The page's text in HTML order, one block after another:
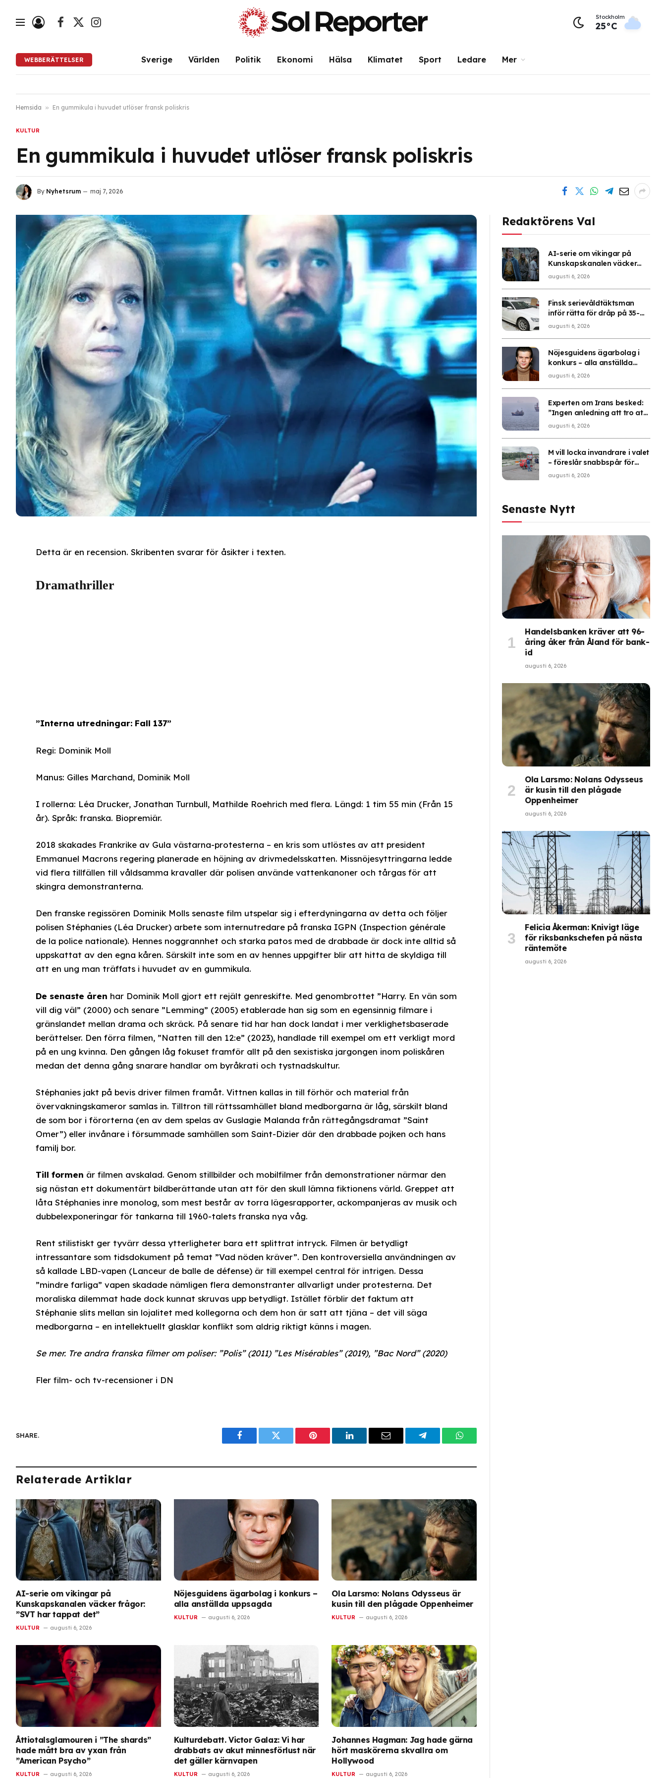
Facebook
X
Instagram
Stockholm
25°C
WEBBERÄTTELSER Sverige Världen Politik Ekonomi Hälsa Klimatet Sport Ledare Mer
Hemsida » En gummikula i huvudet utlöser fransk poliskris
KULTUR
En gummikula i huvudet utlöser fransk poliskris
By Nyhetsrum maj 7, 2026
Detta är en recension. Skribenten svarar för åsikter i texten.
Dramathriller
”Interna utredningar: Fall 137”
Regi: Dominik Moll
Manus: Gilles Marchand, Dominik Moll
I rollerna: Léa Drucker, Jonathan Turnbull, Mathilde Roehrich med flera. Längd: 1 tim 55 min (Från 15
år). Språk: franska. Biopremiär.
2018 skakades Frankrike av Gula västarna-protesterna – en kris som utlöstes av att president
Emmanuel Macrons regering planerade en höjning av drivmedelsskatten. Missnöjesyttringarna ledde
vid flera tillfällen till våldsamma kravaller där polisen använde vattenkanoner och tårgas för att
skingra demonstranterna.
Den franske regissören Dominik Molls senaste film utspelar sig i efterdyningarna av detta och följer
polisen Stéphanies (Léa Drucker) arbete som internutredare på franska IGPN (Inspection générale
de la police nationale). Hennes noggrannhet och starka patos med de drabbade är dock inte alltid så
uppskattat av den egna kåren. Särskilt inte som en av hennes uppgifter blir att hitta de skyldiga till
att en ung man träffats i huvudet av en gummikula.
De senaste åren har Dominik Moll gjort ett rejält genreskifte. Med genombrottet ”Harry. En vän som
vill dig väl” (2000) och senare ”Lemming” (2005) etablerade han sig som en egensinnig filmare i
gränslandet mellan drama och skräck. På senare tid har han dock landat i mer verklighetsbaserade
berättelser. Den förra filmen, ”Natten till den 12:e” (2023), handlade till exempel om ett verkligt mord
på en ung kvinna. Den gången låg fokuset framför allt på den sexistiska jargongen inom poliskåren
medan det denna gång snarare handlar om byråkrati och tystnadskultur.
Stéphanies jakt på bevis driver filmen framåt. Vittnen kallas in till förhör och material från
övervakningskameror samlas in. Tilltron till rättssamhället bland medborgarna är låg, särskilt bland
de som bor i förorterna (en av dem spelas av Guslagie Malanda från rättegångsdramat ”Saint
Omer”) eller invånare i försummade samhällen som Saint-Dizier där den drabbade pojken och hans
familj bor.
Till formen är filmen avskalad. Genom stillbilder och mobilfilmer från demonstrationer närmar den
sig nästan ett dokumentärt bildberättande utan att för den skull lämna fiktionens värld. Greppet att
låta Stéphanies inre monolog, som mest består av torra lägesrapporter, ackompanjeras av musik och
dubbelexponeringar för tankarna till 1960-talets franska nya våg.
Rent stilistiskt ger tyvärr dessa ytterligheter bara ett splittrat intryck. Filmen är betydligt
intressantare som tidsdokument på temat ”Vad nöden kräver”. Den kontroversiella användningen av
så kallade LBD-vapen (Lanceur de balle de défense) är till exempel central för intrigen. Dessa
”mindre farliga” vapen skadade nämligen flera demonstranter allvarligt under protesterna. Det
moraliska dilemmat hade dock kunnat skruvas upp betydligt. Istället förblir det faktum att
Stéphanie slits mellan sin lojalitet med kollegorna och dem hon är satt att tjäna – det vill säga
medborgarna – en intellektuellt glasklar konflikt som aldrig riktigt känns i magen.
Se mer. Tre andra franska filmer om poliser: ”Polis” (2011) ”Les Misérables” (2019), ”Bac Nord” (2020)
Fler film- och tv-recensioner i DN
SHARE.
FacebookTwitter PinterestLinkedInEmail TelegramWhatsApp
Relaterade Artiklar
AI-serie om vikingar på
Kunskapskanalen väcker frågor:
”SVT har tappat det”
KULTUR augusti 6, 2026
Nöjesguidens ägarbolag i konkurs –
alla anställda uppsagda
KULTUR augusti 6, 2026
Ola Larsmo: Nolans Odysseus är
kusin till den plågade Oppenheimer
KULTUR augusti 6, 2026
Åttiotalsglamouren i ”The shards”
hade mått bra av yxan från
”American Psycho”
KULTUR augusti 6, 2026
Kulturdebatt. Victor Galaz: Vi har
drabbats av akut minnesförlust när
det gäller kärnvapen
KULTUR augusti 6, 2026
Johannes Hagman: Jag hade gärna
hört maskörerna skvallra om
Hollywood
KULTUR augusti 6, 2026
Redaktörens Val
AI-serie om vikingar på
Kunskapskanalen väcker
frågor: ”SVT har tappat det”
augusti 6, 2026
Finsk serievåldtäktsman
inför rätta för dråp på 35-
årig kvinna
augusti 6, 2026
Nöjesguidens ägarbolag i
konkurs – alla anställda
uppsagda
augusti 6, 2026
Experten om Irans besked:
”Ingen anledning att tro att
problemet är löst”
augusti 6, 2026
M vill locka invandrare i valet
– föreslår snabbspår för
medborgarskap
augusti 6, 2026
Senaste Nytt
Handelsbanken kräver att 96-
åring åker från Åland för bank-
id
augusti 6, 2026
Ola Larsmo: Nolans Odysseus
är kusin till den plågade
Oppenheimer
augusti 6, 2026
Felicia Åkerman: Knivigt läge
för riksbankschefen på nästa
räntemöte
augusti 6, 2026